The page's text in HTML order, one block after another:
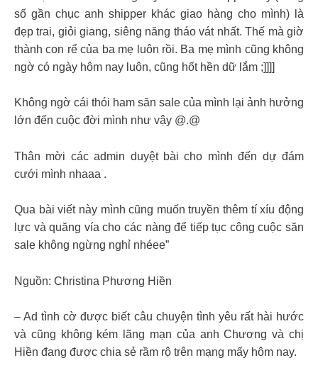
số gần chục anh shipper khác giao hàng cho mình) là
đẹp trai, giỏi giang, siêng năng tháo vát nhất. Thế mà giờ
thành con rể của ba mẹ luôn rồi. Ba mẹ mình cũng không
ngờ có ngày hôm nay luôn, cũng hốt hền dữ lắm ;]]]]
Không ngờ cái thói ham săn sale của mình lại ảnh hưởng
lớn đến cuộc đời mình như vậy @.@
Thân mời các admin duyệt bài cho mình đến dự đám
cưới mình nhaaa .
Qua bài viết này mình cũng muốn truyền thêm tí xíu động
lực và quăng vía cho các nàng để tiếp tục công cuộc săn
sale không ngừng nghỉ nhéee”
Nguồn: Christina Phương Hiền
– Ad tình cờ được biết câu chuyện tình yêu rất hài hước
và cũng không kém lãng mạn của anh Chương và chị
Hiền đang được chia sẻ rầm rộ trên mạng mấy hôm nay.